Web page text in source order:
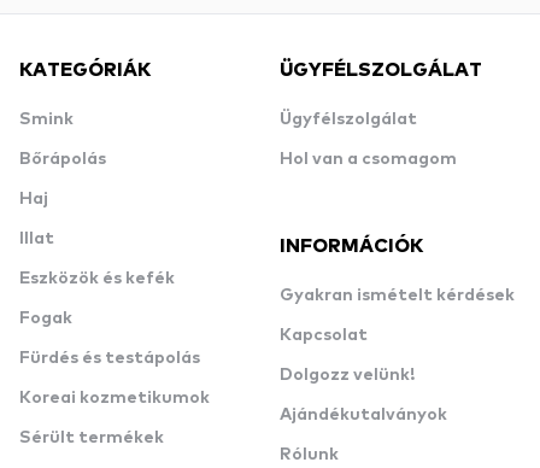
KATEGÓRIÁK
Smink
Bőrápolás
Haj
Illat
Eszközök és kefék
Fogak
Fürdés és testápolás
Koreai kozmetikumok
Sérült termékek
ÜGYFÉLSZOLGÁLAT
Ügyfélszolgálat
Hol van a csomagom
INFORMÁCIÓK
Gyakran ismételt kérdések
Kapcsolat
Dolgozz velünk!
Ajándékutalványok
Rólunk